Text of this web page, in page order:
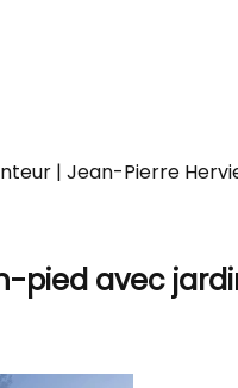
| Jean-Pierre
pied avec